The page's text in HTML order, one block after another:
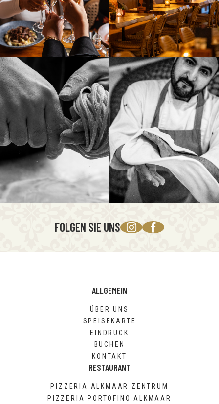
FOLGEN SIE UNS
ALLGEMEIN
ÜBER UNS
SPEISEKARTE
EINDRUCK
BUCHEN
KONTAKT
RESTAURANT
PIZZERIA ALKMAAR ZENTRUM
PIZZERIA PORTOFINO ALKMAAR